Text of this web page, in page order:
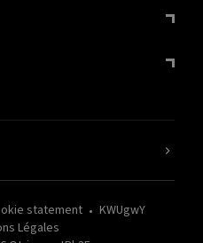
statement
KWUgwY
Légales